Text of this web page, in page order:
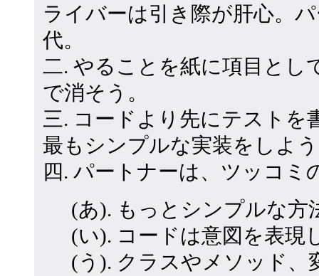
ライバーは引き際が肝心。
代。
二. やることを紙に項目とし
で消そう。
三. コードより先にテスト
最もシンプルな実装をしよ
四. パートナーは、ツッコミ
(あ). もっとシンプルな方
(い). コードは意図を表現
(う). クラスやメソッド、